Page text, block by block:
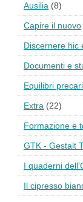
Ausilia (8)
Capire il nuovo
Discernere hic
Documenti e
Equilibri precari
Extra (22)
Formazione e
GTK - Gestalt
I quaderni
Il cipresso